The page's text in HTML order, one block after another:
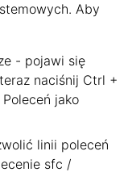
Aby
- pojawi się
naciśnij Ctrl +
jako
linii poleceń
sfc /